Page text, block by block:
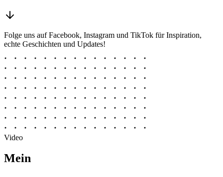
Folge uns auf Facebook, Instagram und TikTok für Inspiration,
echte Geschichten und Updates!
Video
Mein